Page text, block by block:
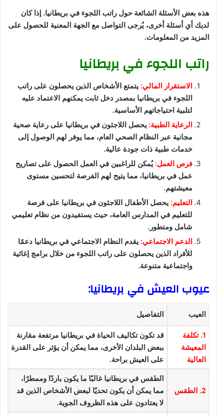
هذه بعض الأسئلة الشائعة حول راتب اللجوء في بريطانيا. إذا كان
لديك أي أسئلة أخرى، يُرجى التواصل مع الجهة المعنية للحصول على
المزيد من المعلومات.
راتب اللجوء في بريطانيا
الاستقرار المالي: يتمتع الأشخاص الذين يحصلون على راتب
اللجوء في بريطانيا بمصدر دخل ثابت يمكنهم الاعتماد عليه
لتلبية احتياجاتهم الأساسية.
الرعاية الطبية: يحصل اللاجئون في بريطانيا على رعاية صحية
مجانية عبر النظام الصحي العام، مما يوفر لهم الوصول إلى
خدمات طبية ذات جودة عالية.
فرص العمل: يُمكن للراغبين في العمل الحصول على تصاريح
عمل في بريطانيا، مما يتيح لهم الفرصة لتحسين مستوى
معيشتهم.
التعليم: يحصل الأطفال اللاجئون في بريطانيا على فرصة
للتعليم في المدارس العامة، حيث يستفيدون من نظام تعليمي
شامل ومتطور.
الدعم الاجتماعي: يقدم النظام الاجتماعي في بريطانيا دعمًا
للأفراد الذين يحصلون على راتب اللجوء من خلال برامج إغاثية
واجتماعية متنوعة.
عيوب العيش في بريطانيا:
العيب التفاصيل
1. تكلفة
المعيشة
العالية
قد تكون تكاليف الحياة في بريطانيا مرتفعة مقارنة
ببعض البلدان الأخرى، مما يمكن أن يؤثر على القدرة
على العيش براحة.
2. الطقس
الطقس في بريطانيا غالبًا ما يكون باردًا وممطرًا،
مما يمكن أن يكون تحديًا لبعض الأشخاص الذين قد
لا يعتادون على هذه الظروف الجوية.